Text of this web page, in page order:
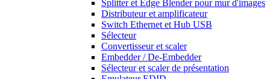
Splitter et Edge Blender pour mur d'images
Distributeur et amplificateur
Switch Ethernet et Hub USB
Sélecteur
Convertisseur et scaler
Embedder / De-Embedder
Sélecteur et scaler de présentation